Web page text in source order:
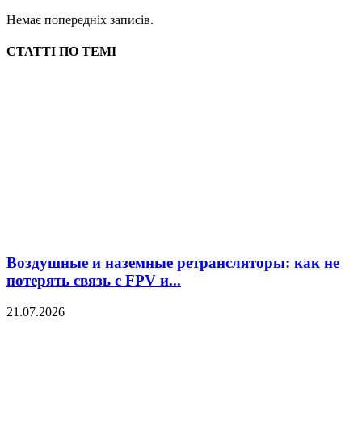
Немає попередніх записів.
СТАТТІ ПО ТЕМІ
Воздушные и наземные ретрансляторы: как не
потерять связь с FPV и...
21.07.2026